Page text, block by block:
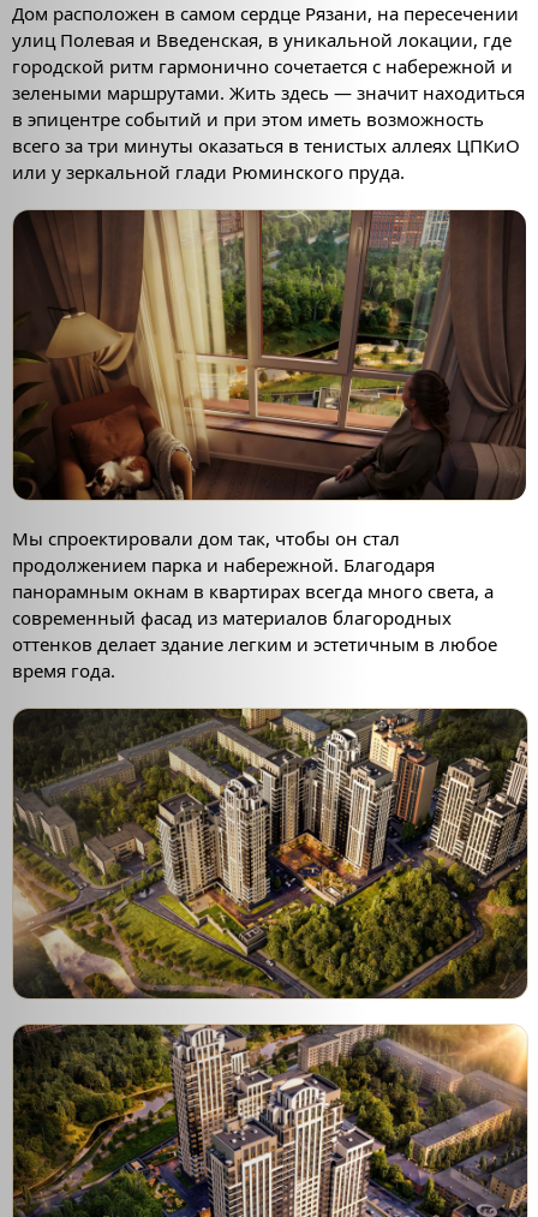
Дом расположен в самом сердце Рязани, на пересечении
улиц Полевая и Введенская, в уникальной локации, где
городской ритм гармонично сочетается с набережной и
зелеными маршрутами. Жить здесь — значит находиться
в эпицентре событий и при этом иметь возможность
всего за три минуты оказаться в тенистых аллеях ЦПКиО
или у зеркальной глади Рюминского пруда.
Мы спроектировали дом так, чтобы он стал
продолжением парка и набережной. Благодаря
панорамным окнам в квартирах всегда много света, а
современный фасад из материалов благородных
оттенков делает здание легким и эстетичным в любое
время года.